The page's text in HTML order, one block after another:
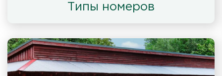
Типы номеров